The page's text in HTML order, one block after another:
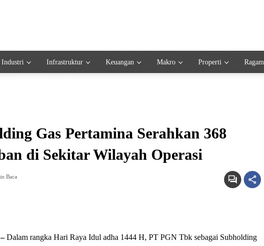
Industri Infrastruktur Keuangan Makro Properti Ragam
Gas Pertamina Serahkan 368
di Sekitar Wilayah Operasi
Baca
Dalam rangka Hari Raya Idul adha 1444 H, PT PGN Tbk sebagai Subholding